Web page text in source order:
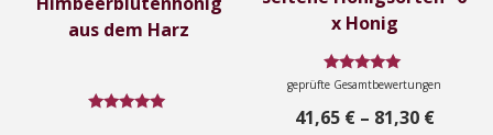
aus dem Harz
Produktseite
x Honig
Bewertet
5.00
von 5
geprüfte Gesamtbewertungen
41,65 €– 81,30 €
Produktseite